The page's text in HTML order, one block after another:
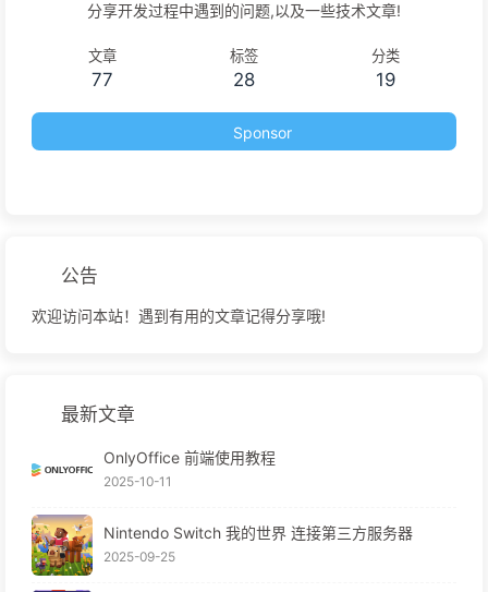
分享开发过程中遇到的问题,以及一些技术文章!
文章
77
标签
28
分类
19
Sponsor
公告
欢迎访问本站！遇到有用的文章记得分享哦!
最新文章
OnlyOffice 前端使用教程
2025-10-11
Nintendo Switch 我的世界 连接第三方服务器
2025-09-25